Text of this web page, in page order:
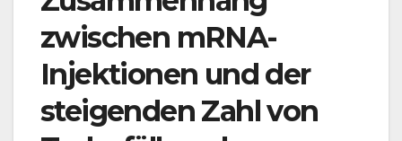
zwischen mRNA-
Injektionen und der
steigenden Zahl von